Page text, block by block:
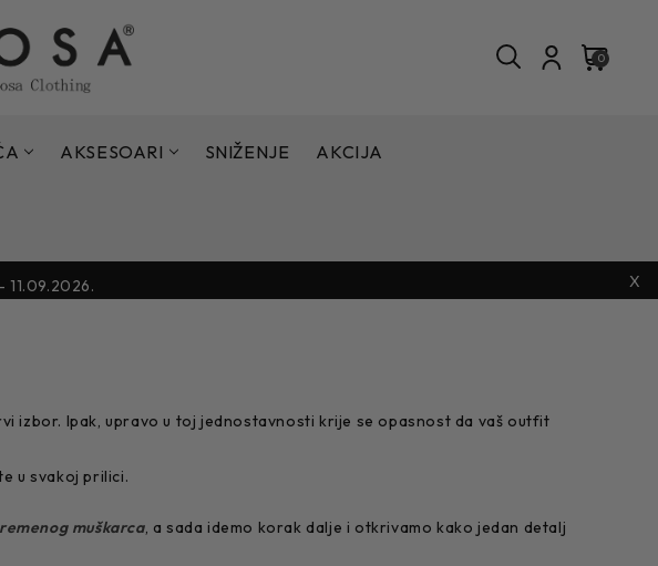
0
AKSESOARI SNIŽENJE AKCIJA
X
11.09.2026.
11.09.2026.
izbor. Ipak, upravo u toj jednostavnosti krije se opasnost da vaš outfit
u svakoj prilici.
muškarca, a sada idemo korak dalje i otkrivamo kako jedan detalj